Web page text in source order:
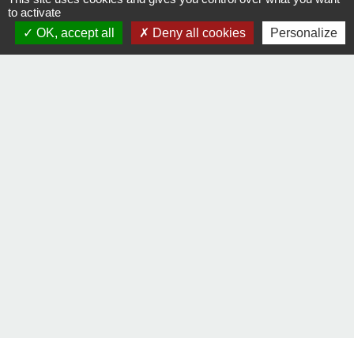
Ministère chargé de la justice
Signaler une erreur sur cette page
to activate
OK, accept all
Deny all cookies Personalize